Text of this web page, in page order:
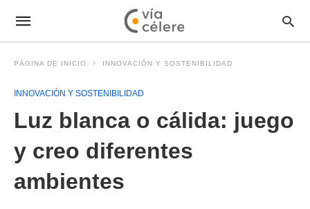
PÁGINA DE INICIO INNOVACIÓN Y SOSTENIBILIDAD
INNOVACIÓN Y SOSTENIBILIDAD
Luz blanca o cálida: juego
y creo diferentes
ambientes